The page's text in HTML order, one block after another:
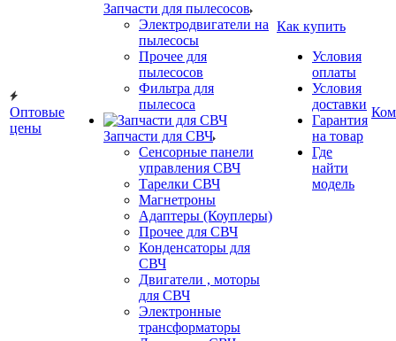
Оптовые
цены
Запчасти для пылесосов
Электродвигатели на
пылесосы
Прочее для
пылесосов
Фильтра для
пылесоса
Запчасти для СВЧ
Сенсорные панели
управления СВЧ
Тарелки СВЧ
Магнетроны
Адаптеры (Коуплеры)
Прочее для СВЧ
Конденсаторы для
СВЧ
Двигатели , моторы
для СВЧ
Электронные
трансформаторы
Как купить
Условия
оплаты
Условия
доставки
Гарантия
на товар
Где
найти
модель